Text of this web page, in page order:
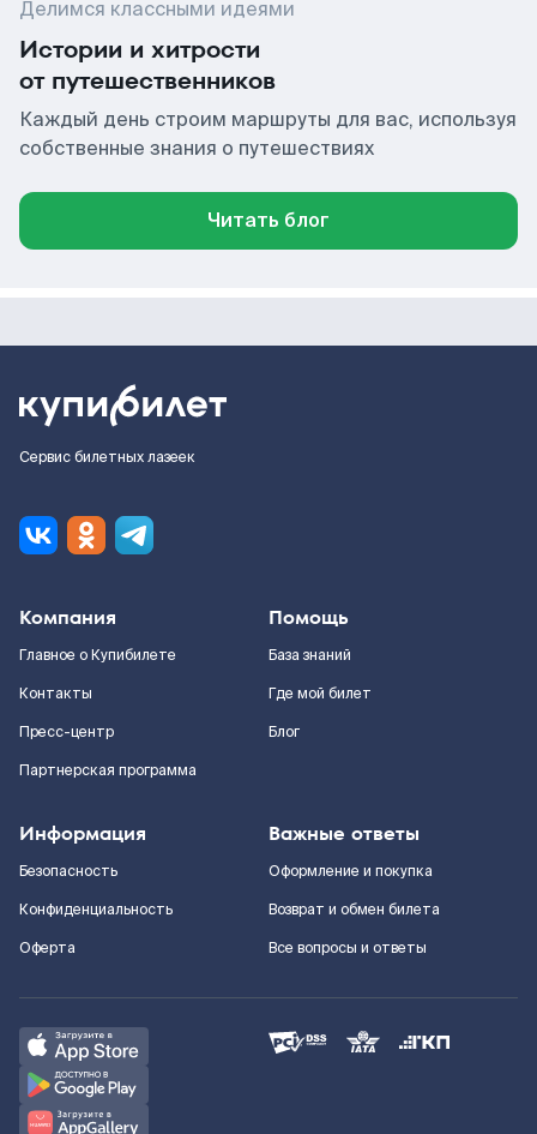
Делимся классными идеями
Истории и хитрости
от путешественников
Каждый день строим маршруты для вас, используя
собственные знания о путешествиях
Читать блог
Сервис билетных лазеек
Компания
Главное о Купибилете
Контакты
Пресс-центр
Партнерская программа
Помощь
База знаний
Где мой билет
Блог
Информация
Безопасность
Конфиденциальность
Оферта
Важные ответы
Оформление и покупка
Возврат и обмен билета
Все вопросы и ответы